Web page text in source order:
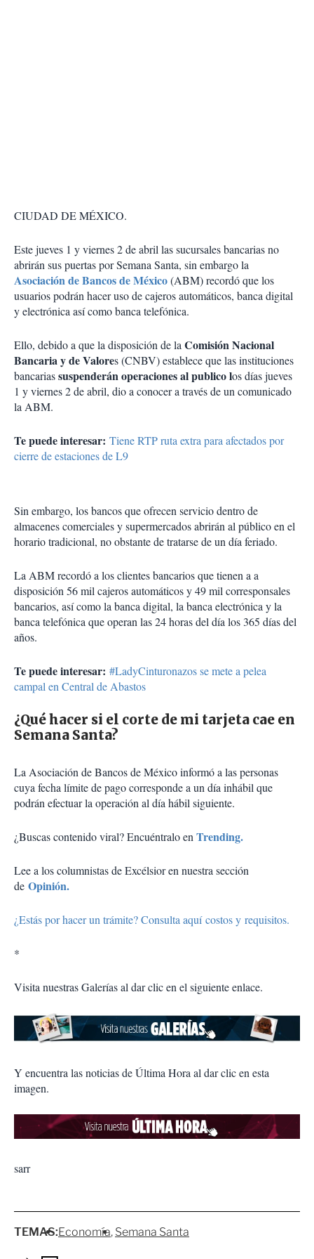
CIUDAD DE MÉXICO.
Este jueves 1 y viernes 2 de abril las sucursales bancarias no
abrirán sus puertas por Semana Santa, sin embargo la
Asociación de Bancos de México(ABM) recordó que los
usuarios podrán hacer uso de cajeros automáticos, banca digital
y electrónica así como banca telefónica.
Ello, debido a que la disposición de laComisión Nacional
Bancaria y de Valores (CNBV) establece que las instituciones
bancariassuspenderán operaciones al publico los días jueves
1 y viernes 2 de abril, dio a conocer a través de un comunicado
la ABM.
Te puede interesar: Tiene RTP ruta extra para afectados por
cierre de estaciones de L9
Sin embargo, los bancos que ofrecen servicio dentro de
almacenes comerciales y supermercados abrirán al público en el
horario tradicional, no obstante de tratarse de un día feriado.
La ABM recordó a los clientes bancarios que tienen a a
disposición 56 mil cajeros automáticos y 49 mil corresponsales
bancarios, así como la banca digital, la banca electrónica y la
banca telefónica que operan las 24 horas del día los 365 días del
años.
Te puede interesar: #LadyCinturonazos se mete a pelea
campal en Central de Abastos
¿Qué hacer si el corte de mi tarjeta cae en
Semana Santa?
La Asociación de Bancos de México informó a las personas
cuya fecha límite de pago corresponde a un día inhábil que
podrán efectuar la operación al día hábil siguiente.
¿Buscas contenido viral? Encuéntralo enTrending.
Lee a los columnistas de Excélsior en nuestra sección
de Opinión.
¿Estás por hacer un trámite? Consulta aquí costos y requisitos.
*
Visita nuestras Galerías al dar clic en el siguiente enlace.
Y encuentra las noticias de Última Hora al dar clic en esta
imagen.
sarr
TEMAS:Economía Semana Santa